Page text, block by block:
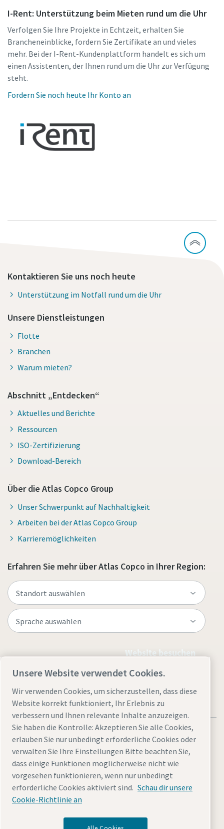
I-Rent: Unterstützung beim Mieten rund um die Uhr
Verfolgen Sie Ihre Projekte in Echtzeit, erhalten Sie
Brancheneinblicke, fordern Sie Zertifikate an und vieles
mehr. Bei der I-Rent-Kundenplattform handelt es sich um
einen Assistenten, der Ihnen rund um die Uhr zur Verfügung
steht.
Fordern Sie noch heute Ihr Konto an
Kontaktieren Sie uns noch heute
Unterstützung im Notfall rund um die Uhr
Unsere Dienstleistungen
Flotte
Branchen
Warum mieten?
Abschnitt „Entdecken“
Aktuelles und Berichte
Ressourcen
ISO-Zertifizierung
Download-Bereich
Über die Atlas Copco Group
Unser Schwerpunkt auf Nachhaltigkeit
Arbeiten bei der Atlas Copco Group
Karrieremöglichkeiten
Erfahren Sie mehr über Atlas Copco in Ihrer Region:
Website besuchen
Rechtliche Hinweise und Datenschutzerklärung
Cookies verwaltenBarrierefreiheitSitemap
© 2026 Atlas Copco AB
Unsere Website verwendet Cookies.
Wir verwenden Cookies, um sicherzustellen, dass diese
Website korrekt funktioniert, Ihr Erlebnis zu
verbessern und Ihnen relevante Inhalte anzuzeigen.
Sie haben die Kontrolle: Akzeptieren Sie alle Cookies,
erlauben Sie nur unbedingt erforderliche Cookies oder
verwalten Sie Ihre Einstellungen Bitte beachten Sie,
dass einige Funktionen möglicherweise nicht wie
vorgesehen funktionieren, wenn nur unbedingt
erforderliche Cookies aktiviert sind. Schau dir unsere
Cookie-Richtlinie an